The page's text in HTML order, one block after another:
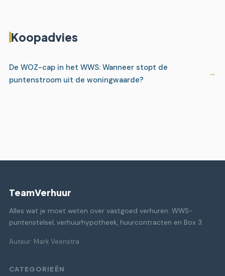
Koopadvies
De WOZ-cap in het WWS: Wanneer stopt de
puntenstroom uit de woningwaarde?
TeamVerhuur
Alles wat je moet weten over vastgoed verhuren: WWS-
puntenstelsel, verhuurhypotheek, huurcontracten en Box 3.
Auteur: Mark Veenstra
CATEGORIEËN